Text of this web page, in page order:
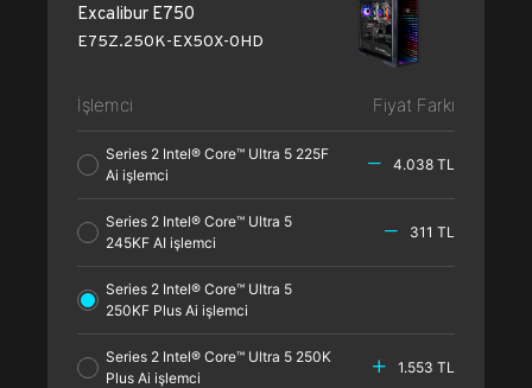
Excalibur E750
E75Z.250K-EX50X-0HD
İşlemci Fiyat Farkı
Series 2 Intel® Core™ Ultra 5 225F
Ai işlemci
4.038 TL
Series 2 Intel® Core™ Ultra 5
245KF AI işlemci
311 TL
Series 2 Intel® Core™ Ultra 5
250KF Plus Ai işlemci
Series 2 Intel® Core™ Ultra 5 250K
Plus Ai işlemci
1.553 TL